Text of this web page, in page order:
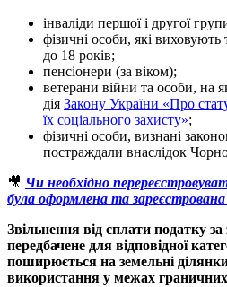
інваліди першої і другої
фізичні особи, які виховують
до 18 років;
пенсіонери (за віком);
ветерани війни та особи, на
дія Закону України «Про
їх соціального захисту»;
фізичні особи, визнані
постраждали внаслідок
🎥 Чи необхідно
була оформлена та
Звільнення від сплати податку за
передбачене для відповідної
поширюється на земельні
використання у межах